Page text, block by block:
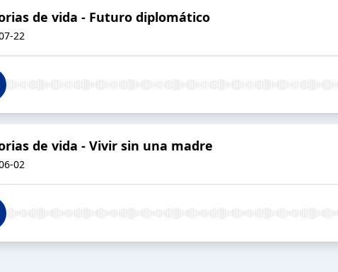
de vida - Futuro diplomático
22
de vida - Vivir sin una madre
02